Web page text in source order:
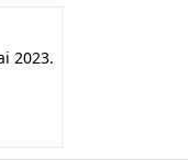
2023.